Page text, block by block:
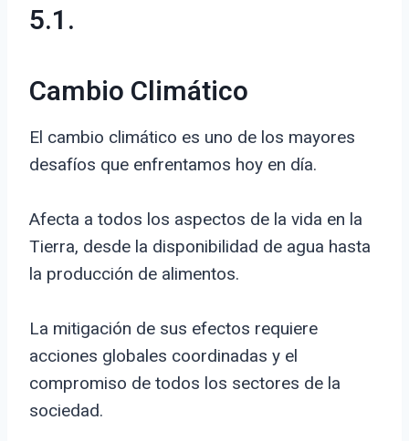
5.1.
Cambio Climático
El cambio climático es uno de los mayores
desafíos que enfrentamos hoy en día.
Afecta a todos los aspectos de la vida en la
Tierra, desde la disponibilidad de agua hasta
la producción de alimentos.
La mitigación de sus efectos requiere
acciones globales coordinadas y el
compromiso de todos los sectores de la
sociedad.